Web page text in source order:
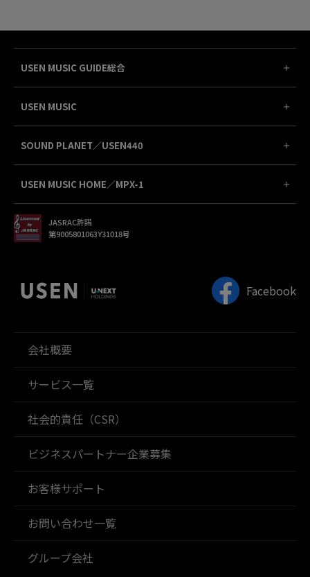
USEN MUSIC GUIDE総合
USEN MUSIC
SOUND PLANET／USEN440
USEN MUSIC HOME／MPX-1
JASRAC許諾
第9005801063Y31018号
Facebook
会社概要
サービス一覧
社会的責任（CSR）
ビジネスパートナー企業募集
お客様サポート
お問い合わせ一覧
グループ会社